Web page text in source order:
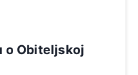
o Obiteljskoj